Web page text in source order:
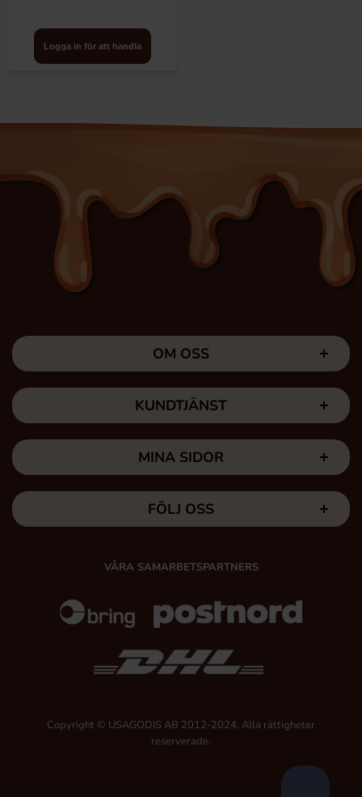
Logga in för att handla
OM OSS
KUNDTJÄNST
MINA SIDOR
FÖLJ OSS
VÅRA SAMARBETSPARTNERS
Copyright © USAGODIS AB 2012-2024, Alla rättigheter
reserverade.